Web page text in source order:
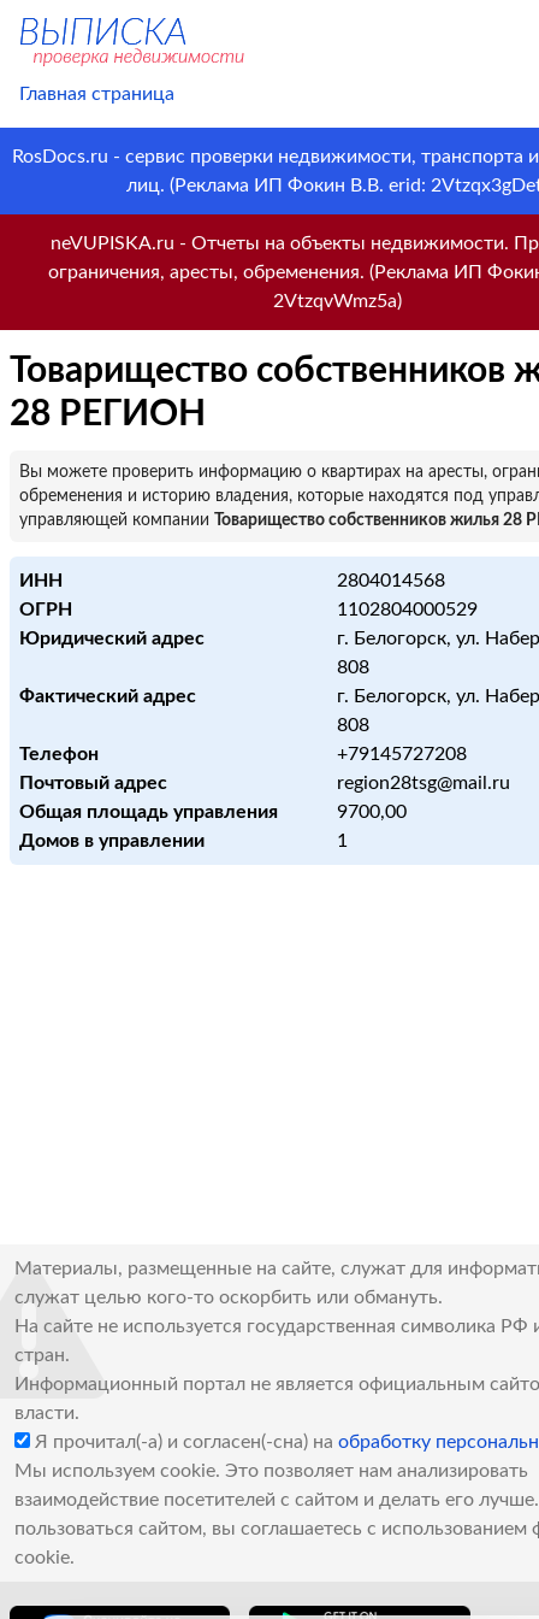
Главная страница
RosDocs.ru - сервис проверки недвижимости, транспорта
лиц. (Реклама ИП Фокин В.В. erid:
neVUPISKA.ru - Отчеты на объекты недвижимости.
ограничения, аресты, обременения. (Реклама ИП
2VtzqvWmz5a)
Товарищество собственников
28 РЕГИОН
Вы можете проверить информацию о квартирах на аресты,
обременения и историю владения, которые находятся под
управляющей компании
Товарищество собственников жилья 28
ИНН
2804014568
ОГРН
1102804000529
Юридический адрес
г. Белогорск, ул.
808
Фактический адрес
г. Белогорск, ул.
808
Телефон
+79145727208
Почтовый адрес
region28tsg@mail.ru
Общая площадь управления
9700,00
Домов в управлении
1
Материалы, размещенные на сайте, служат для
служат целью кого-то оскорбить или обмануть.
На сайте не используется государственная символика РФ
стран.
Информационный портал не является официальным
власти.
Я прочитал(-а) и согласен(-сна) на обработку
Мы используем cookie. Это позволяет нам анализировать
взаимодействие посетителей с сайтом и делать его
пользоваться сайтом, вы соглашаетесь с использованием
cookie.